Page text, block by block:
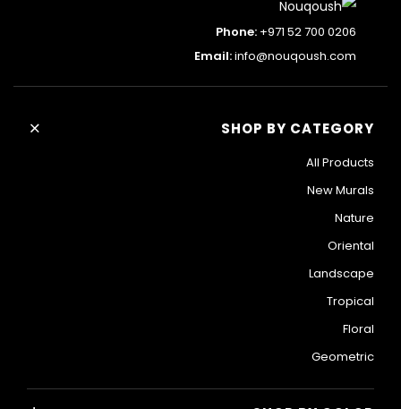
Phone: +971 52 700 0206
Email:info@nouqoush.com
SHOP BY CATEGORY
+
All Products
New Murals
Nature
Oriental
Landscape
Tropical
Floral
Geometric